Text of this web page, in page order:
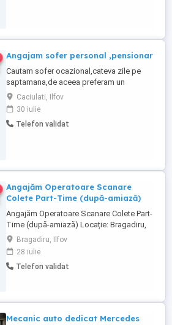
Angajam sofer personal ,pensionar
Cautam sofer ocazional,cateva zile pe
saptamana,de aceea preferam un
pensionar sau o persoana disponibila
cand avem.nevoie,care vrea sa isi
suplimenteze veniturile. Trebuie sa
locuiasca in zona
Caciulati, Ilfov
30 iulie
Telefon validat
Angajăm Operatoare Scanare
Colete Part-Time (după-amiază)
Angajăm Operatoare Scanare Colete Part-
Time (după-amiază) Locație: Bragadiru,
Ilfov Program: Part-time, după-amiază
Responsabilități: * Scanarea coletelor la
intrare ieșire din depozit * Verificarea
corectitudinii etichetelor * Manipularea
Bragadiru, Ilfov
28 iulie
Telefon validat
Mecanic auto dedicat Mercedes